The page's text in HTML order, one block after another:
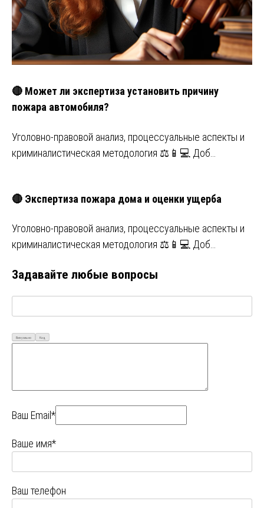
🔴 Может ли экспертиза установить причину
пожара автомобиля?
Уголовно-правовой анализ, процессуальные аспекты и
криминалистическая методология ⚖️📱💻 Доб…
🔴 Экспертиза пожара дома и оценки ущерба
Уголовно-правовой анализ, процессуальные аспекты и
криминалистическая методология ⚖️📱💻 Доб…
Задавайте любые вопросы
Визуально Код
Ваш Email*
Ваше имя*
Ваш телефон